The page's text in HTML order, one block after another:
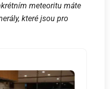
meteoritu máte
které jsou pro